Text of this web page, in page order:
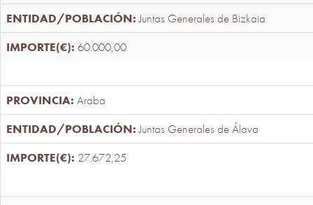
Juntas Generales de Bizkaia
60.000,00
Araba
Juntas Generales de Álava
27.672,25